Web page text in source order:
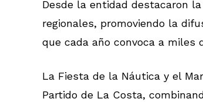
Desde la entidad destacaron
regionales, promoviendo la
que cada año convoca a miles
La Fiesta de la Náutica y el
Partido de La Costa,